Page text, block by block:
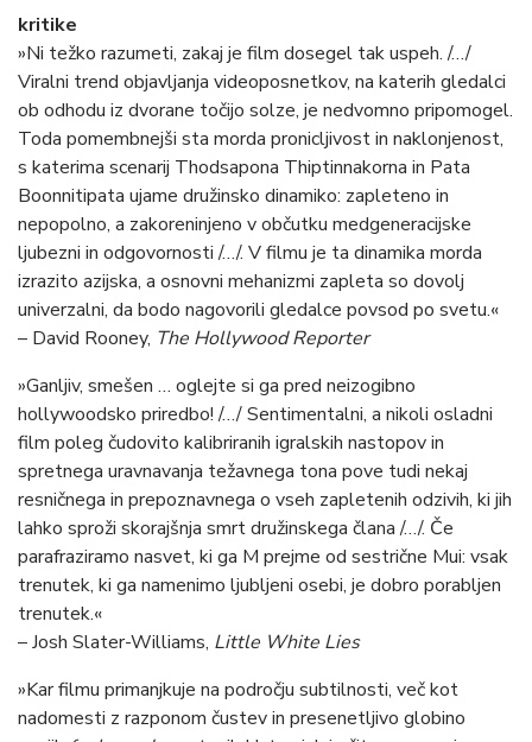
kritike
»Ni težko razumeti, zakaj je film dosegel tak uspeh. /…/
Viralni trend objavljanja videoposnetkov, na katerih gledalci
ob odhodu iz dvorane točijo solze, je nedvomno pripomogel.
Toda pomembnejši sta morda pronicljivost in naklonjenost,
s katerima scenarij Thodsapona Thiptinnakorna in Pata
Boonnitipata ujame družinsko dinamiko: zapleteno in
nepopolno, a zakoreninjeno v občutku medgeneracijske
ljubezni in odgovornosti /…/. V filmu je ta dinamika morda
izrazito azijska, a osnovni mehanizmi zapleta so dovolj
univerzalni, da bodo nagovorili gledalce povsod po svetu.«
– David Rooney, The Hollywood Reporter
»Ganljiv, smešen … oglejte si ga pred neizogibno
hollywoodsko priredbo! /…/ Sentimentalni, a nikoli osladni
film poleg čudovito kalibriranih igralskih nastopov in
spretnega uravnavanja težavnega tona pove tudi nekaj
resničnega in prepoznavnega o vseh zapletenih odzivih, ki jih
lahko sproži skorajšnja smrt družinskega člana /…/. Če
parafraziramo nasvet, ki ga M prejme od sestrične Mui: vsak
trenutek, ki ga namenimo ljubljeni osebi, je dobro porabljen
trenutek.«
– Josh Slater-Williams, Little White Lies
»Kar filmu primanjkuje na področju subtilnosti, več kot
nadomesti z razponom čustev in presenetljivo globino